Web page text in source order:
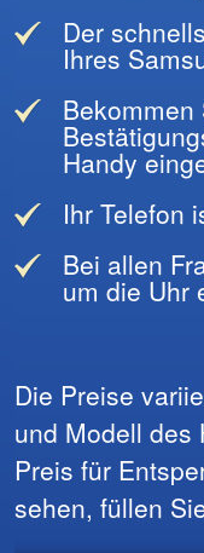
Der
Ihres
Bekommen
Handy
Ihr Telefon
Bei allen
um die Uhr
Die Preise
und Modell des
Preis für
sehen, füllen